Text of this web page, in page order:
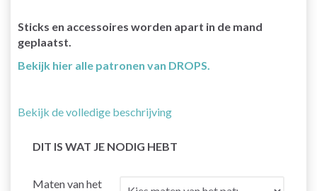
Sticks en accessoires worden apart in de mand
geplaatst.
Bekijk hier alle patronen van DROPS.
Bekijk de volledige beschrijving
DIT IS WAT JE NODIG HEBT
Maten van het